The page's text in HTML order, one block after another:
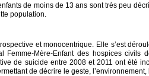
de moins de 13 ans sont très peu
population.
et monocentrique. Elle s’est
Femme-Mère-Enfant des hospices civils
de suicide entre 2008 et 2011 ont été
de décrire le geste,